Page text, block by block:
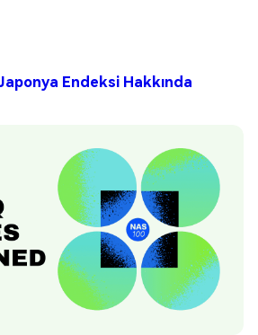
Endeksi Hakkında